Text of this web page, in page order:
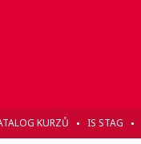
KURZŮ IS STAG